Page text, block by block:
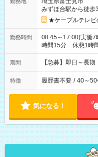
みずほ台駅から徒歩
★ケーブルテレビ
勤務時間
08:45～17:00(実働
時間15分 休憩1時
間) ※11:45～20:00
属チームにより
期間 【急募】即日～長
特徴 履歴書不要 / 40～50
気になる！